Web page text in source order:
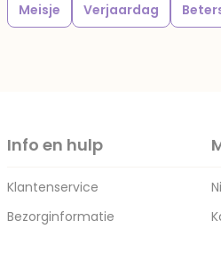
Meisje Verjaardag
Info en hulp
Klantenservice
Bezorginformatie